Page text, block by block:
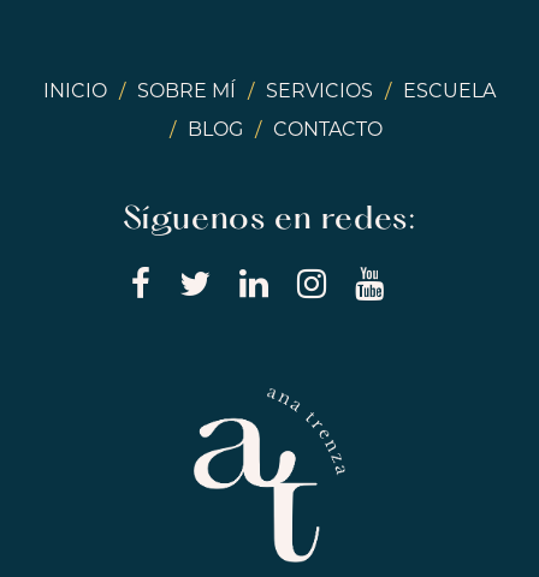
INICIO / SOBRE MÍ / SERVICIOS / ESCUELA
/
BLOG / CONTACTO
Síguenos en redes: